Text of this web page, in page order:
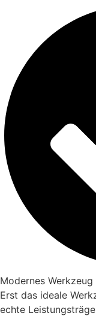
Modernes Werkzeug
Erst das ideale
echte